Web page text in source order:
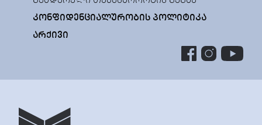
ᲙᲝᲜᲤᲘᲓᲔᲜᲪᲘᲐᲚᲣᲠᲝᲑᲘᲡ ᲞᲝᲚᲘᲢᲘᲙᲐ
ᲐᲠᲥᲘᲕᲘ